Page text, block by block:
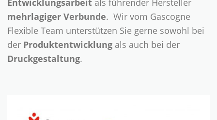
Entwicklungsarbeit als führender Hersteller
mehrlagiger Verbunde. Wir vom Gascogne
Flexible Team unterstützen Sie gerne sowohl bei
der Produktentwicklung als auch bei der
Druckgestaltung.
Siegelbeschichtung